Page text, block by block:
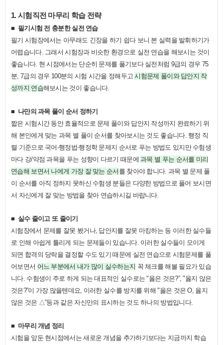
1. 시험직전 마무리 학습 전략
■ 필기시험 전 충분한 실전 연습
필기 시험장에서는 아무래도 긴장을 하기 쉽다 보니 본 실력을 발휘하기가
어렵습니다. 그래서 시험장과 비슷한 환경으로 실전 연습을 해보시는 것이
좋습니다. 현 시점에서는 단순히 문제를 풀기보다 실전처럼 9급의 경우 75
분 , 7급의 경우 100분의 시험 시간을 정해두고시험문제 풀이와 답안지 작
성까지 연습해보시는 것이 좋습니다.
■ 나만의 과목 풀이 순서 정하기
짧은 시험시간 동안 효율적으로 문제 풀이와 답안지 작성까지 완료하기 위
해 본인에게 맞는 과목 별 풀이 순서를 찾아보시는 것도 좋습니다.행정 직
렬 기준으로 국어-행정법-행정학 문제지 순서로 푸는 방법도 있지만 수험생
마다 강/약점 과목을 푸는 성향이 다르기 때문에과목 별 푸는 순서를 미리
연습해 보면서 나에게 가장 잘 맞는 순서 를 찾아야 합니다. 과목 별 문제 풀
이 순서를 아직 정하지 못하신 수험생 분들은 다양한 방법으로 풀어 보시면
서 자신에게 잘 맞는 방법을 찾아 연습하시길 바랍니다.
■ 실수 줄이고 또 줄이기
시험장에서 문제를 잘못 봤거나, 답안지를 잘못 마킹하는 등 이러한 실수들
로 인해 아쉽게 틀리게 되는 문제들이 있습니다. 이러한 실수들이 모이게
되면 합격의 당락을 결정할 수도 있기 때문에 실전 연습으로 시험문제를 풀
어보면서 어느 부분에서 내가 많이 실수하는지 꼭 체크를 해볼 필요가 있습
니다. 수험생이 주로 하게 되는 대표적인 실수로는"옳은 것은?”, "옳지 않은
것은?”이 가장 많을텐데요 이러한 실수를 방지를 위해"옳은 것은O, 옳지
않은 것은 △”등과 같은 자신만의 표시하는 것도 하나의 방법입니다.
■ 마무리 개념 정리
시험을 앞둔 현시점에서는 새로운 개념을 추가하기보다는 지금까지 학습